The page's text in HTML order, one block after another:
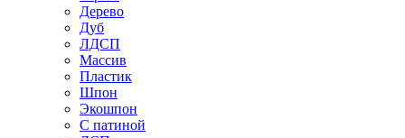
Дерево
Дуб
ЛДСП
Массив
Пластик
Шпон
Экошпон
С патиной